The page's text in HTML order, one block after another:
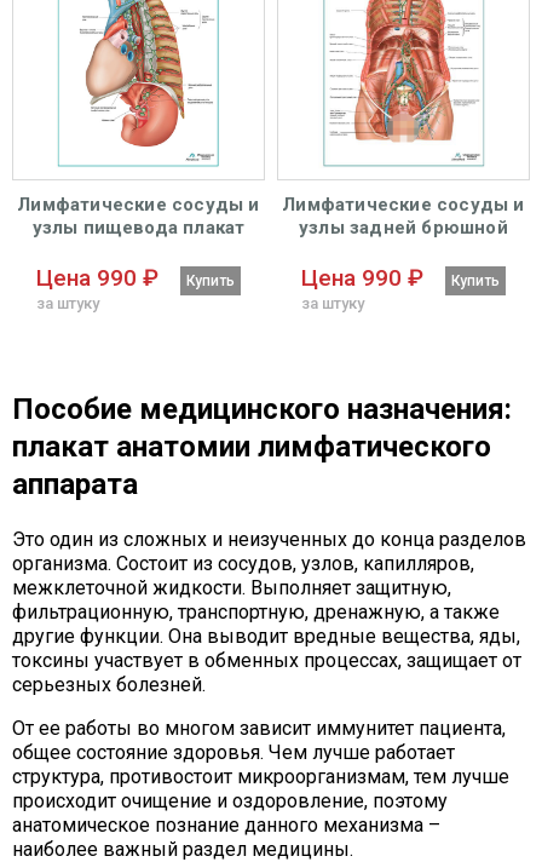
Лимфатические сосуды и
узлы пищевода плакат
Цена 990 ₽
за штуку
Купить
Лимфатические сосуды и
узлы задней брюшной
А1+/А2+
Цена 990 ₽
за штуку
Купить
Пособие медицинского назначения:
плакат анатомии лимфатического
аппарата
Это один из сложных и неизученных до конца разделов
организма. Состоит из сосудов, узлов, капилляров,
межклеточной жидкости. Выполняет защитную,
фильтрационную, транспортную, дренажную, а также
другие функции. Она выводит вредные вещества, яды,
токсины участвует в обменных процессах, защищает от
серьезных болезней.
От ее работы во многом зависит иммунитет пациента,
общее состояние здоровья. Чем лучше работает
структура, противостоит микроорганизмам, тем лучше
происходит очищение и оздоровление, поэтому
анатомическое познание данного механизма –
наиболее важный раздел медицины.